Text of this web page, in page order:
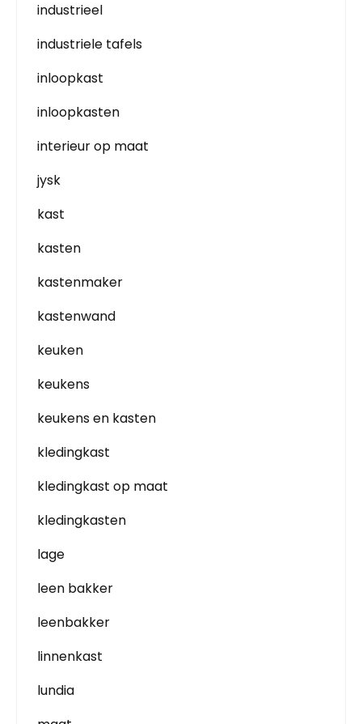
industrieel
industriele tafels
inloopkast
inloopkasten
interieur op maat
jysk
kast
kasten
kastenmaker
kastenwand
keuken
keukens
keukens en kasten
kledingkast
kledingkast op maat
kledingkasten
lage
leen bakker
leenbakker
linnenkast
lundia